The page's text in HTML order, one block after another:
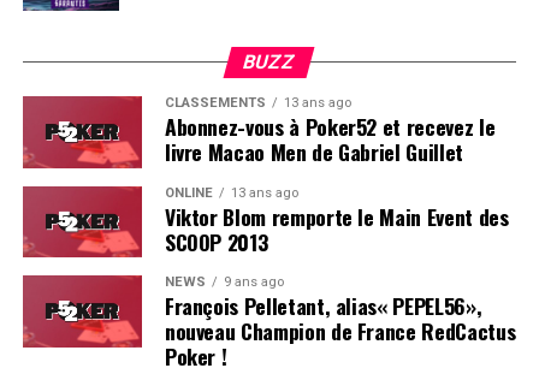
Soleau à gauche, sorti par Logghe au centre
BUZZ
CLASSEMENTS 13 ans ago
Abonnez-vous à Poker52 et recevez le
livre Macao Men de Gabriel Guillet
ONLINE 13 ans ago
Viktor Blom remporte le Main Event des
SCOOP 2013
NEWS 9 ans ago
François Pelletant, alias« PEPEL56»,
nouveau Champion de France RedCactus
Poker !